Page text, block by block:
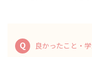
Q 良かったこと・